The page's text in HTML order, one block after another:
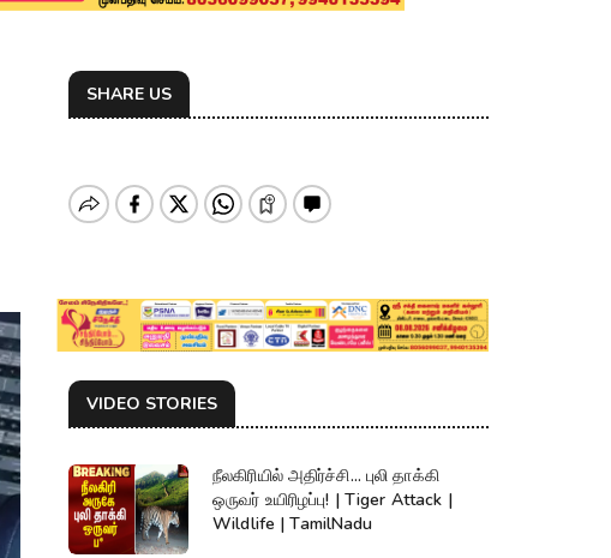
SHARE US
VIDEO STORIES
நீலகிரியில் அதிர்ச்சி... புலி தாக்கி
ஒருவர் உயிரிழப்பு! | Tiger Attack |
Wildlife | TamilNadu